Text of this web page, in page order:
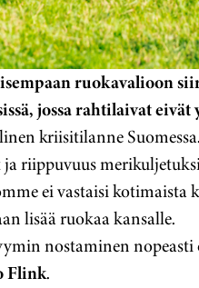
ruokavalioon
jossa rahtilaivat
kriisitilanne
riippuvuus
ei vastaisi kotimaista
lisää ruokaa kansalle.
nostaminen
Flink.